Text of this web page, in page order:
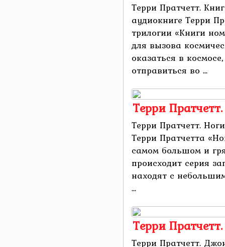
Терри Пратчетт.
аудиокниге Терри
трилогии «Книги
для вызова
оказаться в
отправиться во ...
Терри
Терри Пратчетт.
Терри Пратчетта
самом большом и
происходит серия
находят с
...
Терри
Терри Пратчетт.